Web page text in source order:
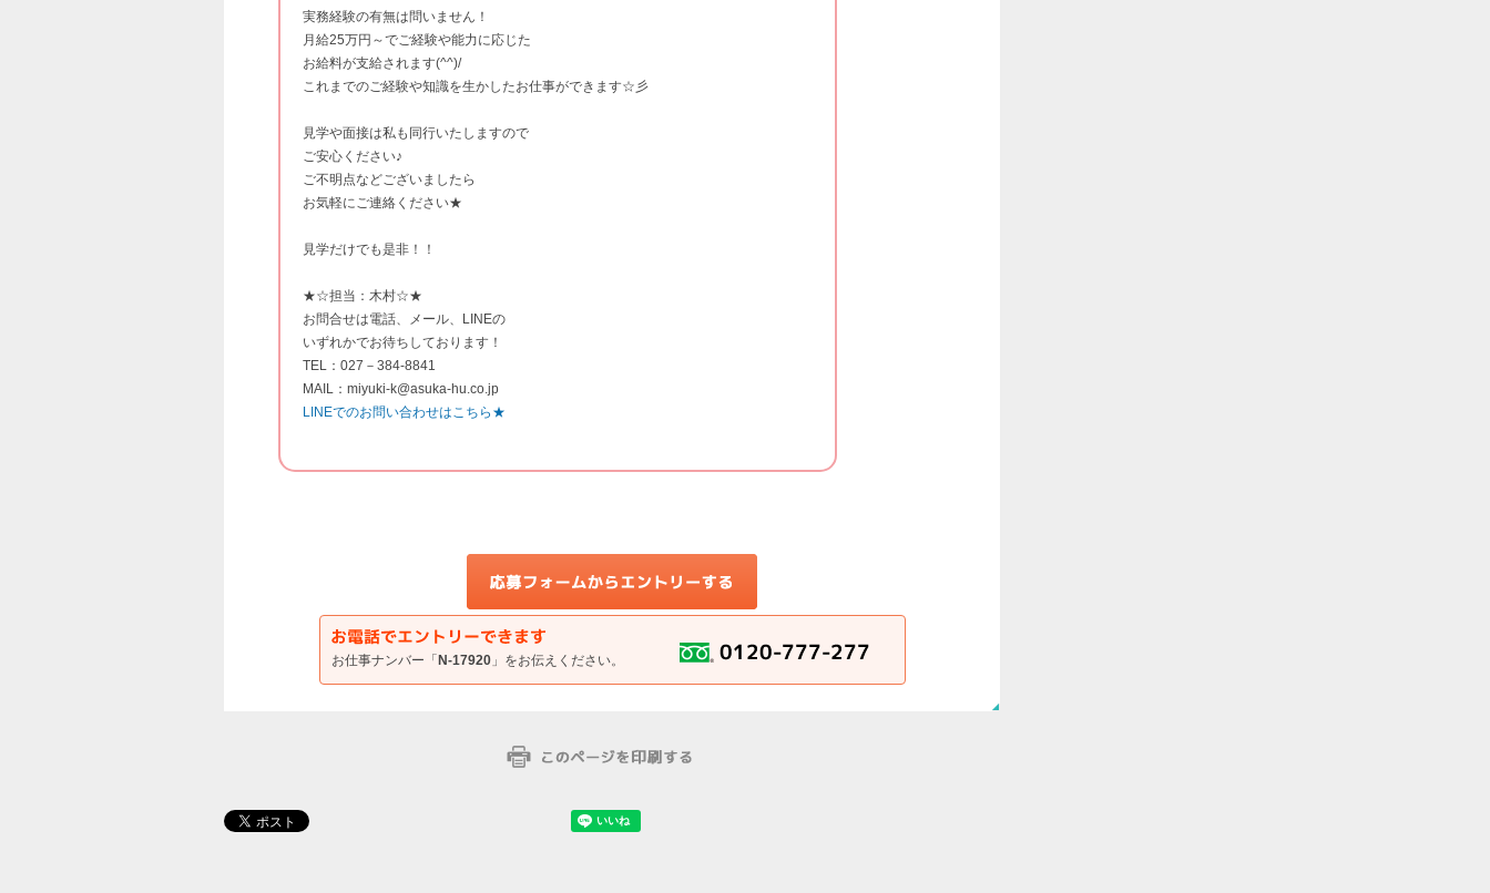
実務経験の有無は問いません！
月給25万円～でご経験や能力に応じた
お給料が支給されます(^^)/
これまでのご経験や知識を生かしたお仕事ができます☆彡
見学や面接は私も同行いたしますので
ご安心ください♪
ご不明点などございましたら
お気軽にご連絡ください★
見学だけでも是非！！
★☆担当：木村☆★
お問合せは電話、メール、LINEの
いずれかでお待ちしております！
TEL：027－384-8841
MAIL：miyuki-k@asuka-hu.co.jp
LINEでのお問い合わせはこちら★
お仕事ナンバー「 N-17920」をお伝えください。